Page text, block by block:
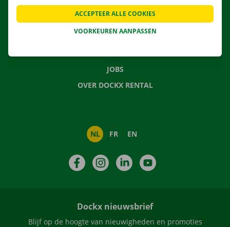
CONTACTEER ONS
VEELGESTELDE VRAGEN
JOBS
OVER DOCKX RENTAL
NL FR EN
FacebookInstagramLinkedIn
Dockx nieuwsbrief
Blijf op de hoogte van nieuwigheden en promoties
VOORKEUREN AANPASSEN
ACCEPTEER ALLE COOKIES